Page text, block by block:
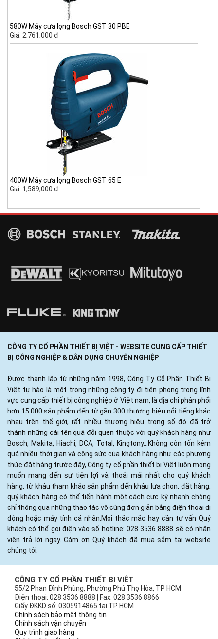
580W Máy cưa lọng Bosch GST 80 PBE
Giá: 2,761,000 đ
400W Máy cưa lọng Bosch GST 65 E
Giá: 1,589,000 đ
CÔNG TY CỔ PHẦN THIẾT BỊ VIỆT - WEBSITE CUNG CẤP THIẾT
BỊ CÔNG NGHIỆP & DÂN DỤNG CHUYÊN NGHIỆP
Được thành lập từ những năm 1998, Công Ty Cổ Phần Thiết Bị
Việt tự hào là một trong những công ty đi tiên phong trong lĩnh
vực cung cấp thiết bị công nghiệp ở Việt nam, là địa chỉ phân phối
hơn 15.000 sản phẩm đến từ gần 300 thương hiệu nổi tiếng khác
nhau trên thế giới, rất nhiều thương hiệu trong số đó đã trở
thành những cái tên quá đỗi quen thuộc với quý khách hàng như
Bosch, Makita, Hiachi, DCA, Total, Kingtony...Không còn tốn kém
quá nhiều thời gian và công sức của khách hàng như các phương
thức đặt hàng trước đây, Công ty cổ phần thiết bị Việt luôn mong
muốn mang đến sự tiện lợi và thoải mái nhất cho quý khách
hàng, từ khâu tham khảo sản phẩm đến khâu lựa chọn, đặt hàng,
quý khách hàng có thể tiến hành một cách cực kỳ nhanh chóng
chỉ thông qua những thao tác vô cùng đơn giản bằng điện thoại di
động hoặc máy tính cá nhân.Mọi thắc mắc hay cần tư vấn Quý
khách có thể gọi điện vào số hotline: 028 3536 8888 sẽ có nhân
viên trả lời ngay. Cám ơn Quý khách đã mua sắm tại website
chúng tôi.
CÔNG TY CỔ PHẦN THIẾT BỊ VIỆT
55/2 Phan Đình Phùng, Phường Phú Thọ Hòa, TP HCM
Điện thoại: 028 3536 8888 | Fax: 028 3536 8866
Giấy ĐKKD số: 0305914865 tại TP HCM
Chính sách bảo mật thông tin
Chính sách vận chuyển
Quy trình giao hàng